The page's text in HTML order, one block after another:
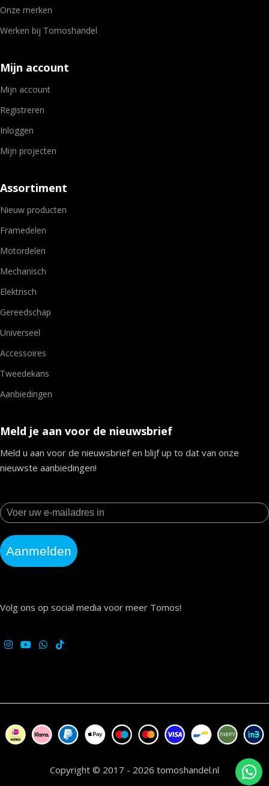
Onze merken
Werken bij Tomoshandel
Mijn account
Mijn account
Registreren
Inloggen
Mijn projecten
Assortiment
Nieuw producten
Framedelen
Motordelen
Mechanisch
Elektrisch
Gereedschap
Universeel
Accessoires
Tweedekans
Aanbiedingen
Meld je aan voor de nieuwsbrief
Meld u aan voor de nieuwsbrief en blijf up to dat van onze
nieuwste aanbiedingen!
Aanmelden
Volg ons op social media voor meer Tomos!
Copyright © 2017 - 2026 tomoshandel.nl